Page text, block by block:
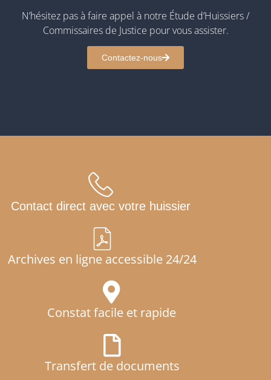
N’hésitez pas à faire appel à notre Étude d’Huissiers /
Commissaires de Justice pour vous assister.
Contactez-nous
Contact direct avec votre huissier
Archives en ligne accessible 24/24
Constat facile et rapide
Transfert de documents